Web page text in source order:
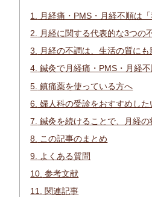
1.
月経痛・PMS・月経不順は
2.
月経に関する代表的な3つの
3. 月経の不調は、生活の質にも
4. 鍼灸で月経痛・PMS・月経
5. 鎮痛薬を使っている方へ
6. 婦人科の受診をおすすめした
7. 鍼灸を続けることで、月経
8.
この記事のまとめ
9.
よくある質問
10. 参考文献
11. 関連記事